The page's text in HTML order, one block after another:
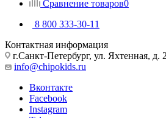
Сравнение товаров0
8 800 333-30-11
Контактная информация
г.Санкт-Петербург, ул. Яхтенная,
info@chipokids.ru
Вконтакте
Facebook
Instagram